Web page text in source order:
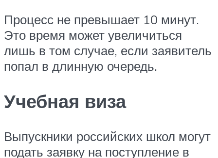
Процесс не превышает 10 минут.
Это время может увеличиться
лишь в том случае, если заявитель
попал в длинную очередь.
Учебная виза
Выпускники российских школ могут
подать заявку на поступление в